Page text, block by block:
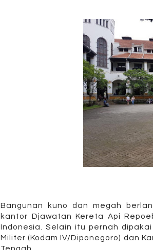
Bangunan kuno dan megah
kantor Djawatan Kereta Api
Indonesia. Selain itu pernah
Militer (Kodam IV/Diponegoro) dan